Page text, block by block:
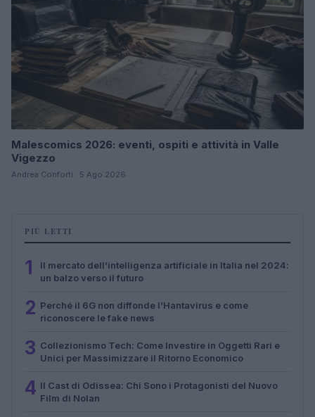
Malescomics 2026: eventi, ospiti e attività in Valle
Vigezzo
Andrea Conforti · 5 Ago 2026
PIÙ LETTI
1
Il mercato dell’intelligenza artificiale in Italia nel 2024:
un balzo verso il futuro
2 Perché il 6G non diffonde l’Hantavirus e come
riconoscere le fake news
3 Collezionismo Tech: Come Investire in Oggetti Rari e
Unici per Massimizzare il Ritorno Economico
4 Il Cast di Odissea: Chi Sono i Protagonisti del Nuovo
Film di Nolan